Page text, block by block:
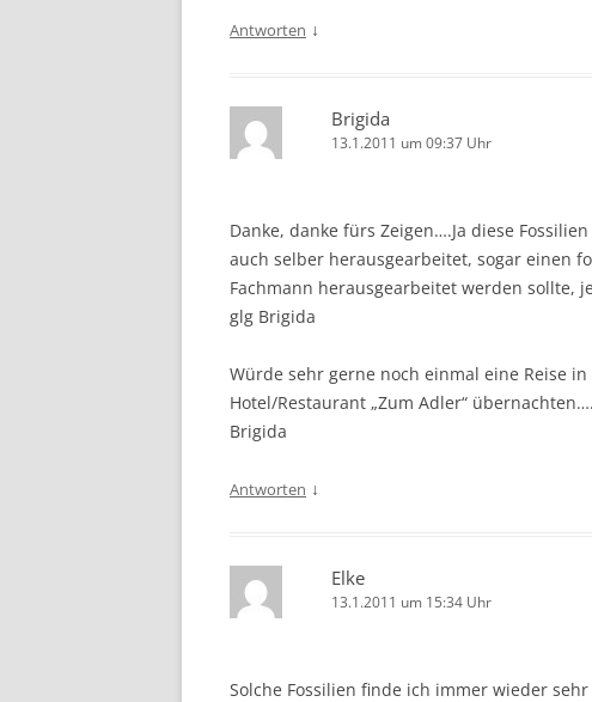
Antworten ↓
Brigida
13.1.2011 um 09:37 Uhr
Danke, danke fürs Zeigen….Ja diese
auch selber herausgearbeitet, sogar einen
Fachmann herausgearbeitet werden sollte,
glg Brigida
Würde sehr gerne noch einmal eine Reise
Hotel/Restaurant „Zum Adler“
Brigida
Antworten ↓
Elke
13.1.2011 um 15:34 Uhr
Solche Fossilien finde ich immer wieder